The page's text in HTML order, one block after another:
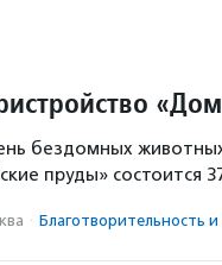
бездомных
пруды» состоится
· Благотвори­тель­ность